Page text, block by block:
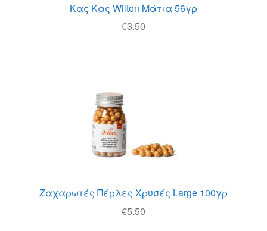
Κας Κας Wilton Μάτια 56γρ
€3.50
Ζαχαρωτές Πέρλες Χρυσές Large 100γρ
€5.50